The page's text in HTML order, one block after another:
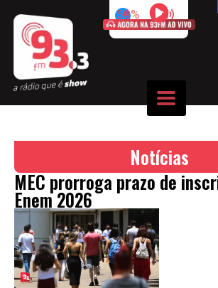
50%
Notícias
MEC prorroga prazo de
Enem 2026